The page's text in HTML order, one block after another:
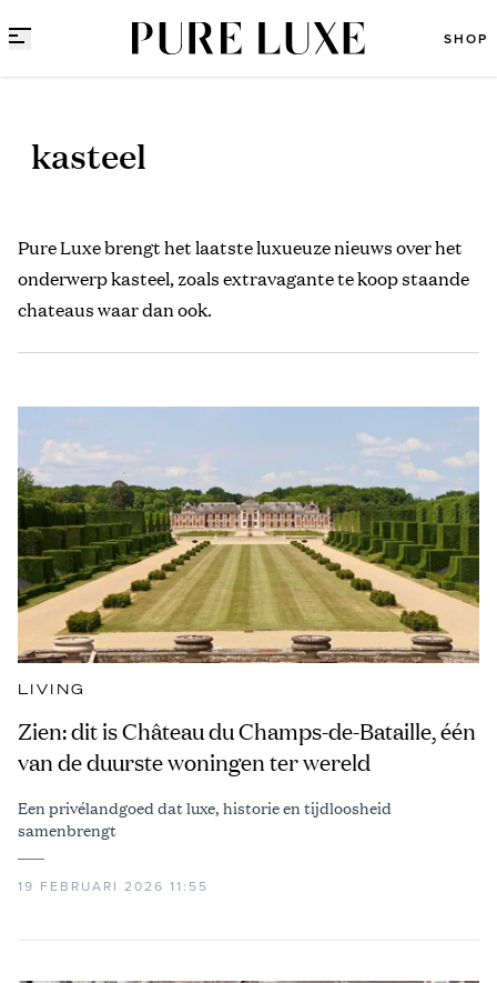
SHOP
kasteel
Pure Luxe brengt het laatste luxueuze nieuws over het
onderwerp kasteel, zoals extravagante te koop staande
chateaus waar dan ook.
LIVING
Zien: dit is Château du Champs-de-Bataille, één
van de duurste woningen ter wereld
Een privélandgoed dat luxe, historie en tijdloosheid
samenbrengt
19 FEBRUARI 2026 11:55